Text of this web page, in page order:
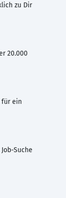
zu Dir
20.000
für ein
Suche